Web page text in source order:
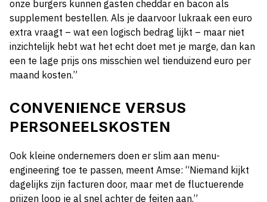
onze burgers kunnen gasten cheddar en bacon als
supplement bestellen. Als je daarvoor lukraak een euro
extra vraagt – wat een logisch bedrag lijkt – maar niet
inzichtelijk hebt wat het echt doet met je marge, dan kan
een te lage prijs ons misschien wel tienduizend euro per
maand kosten.”
CONVENIENCE VERSUS
PERSONEELSKOSTEN
Ook kleine ondernemers doen er slim aan menu-
engineering toe te passen, meent Amse: “Niemand kijkt
dagelijks zijn facturen door, maar met de fluctuerende
prijzen loop je al snel achter de feiten aan.”